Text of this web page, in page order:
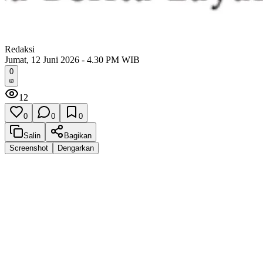
Redaksi
Jumat, 12 Juni 2026 - 4.30 PM WIB
0
12
0 0 0
Salin
Bagikan
Screenshot
Dengarkan